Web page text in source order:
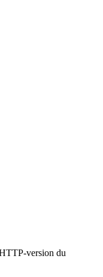
version du